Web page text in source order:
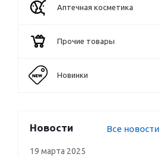
Аптечная косметика
Прочие товары
Новинки
Новости Все новости
19 марта 2025